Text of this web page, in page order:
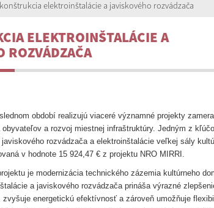
elektroinštalácie a javiskového rozvádzača
ELEKTROINŠTALÁCIE A
ROZVÁDZAČA
období realizujú viaceré významné projekty
a rozvoj miestnej infraštruktúry. Jedným z
rozvádzača a elektroinštalácie veľkej sály
v hodnote 15 924,47 € z projektu NRO MIRRI.
je modernizácia technického zázemia kultúrneho
a javiskového rozvádzača prináša výrazné
zvyšuje energetickú efektívnosť a zároveň umožňuje